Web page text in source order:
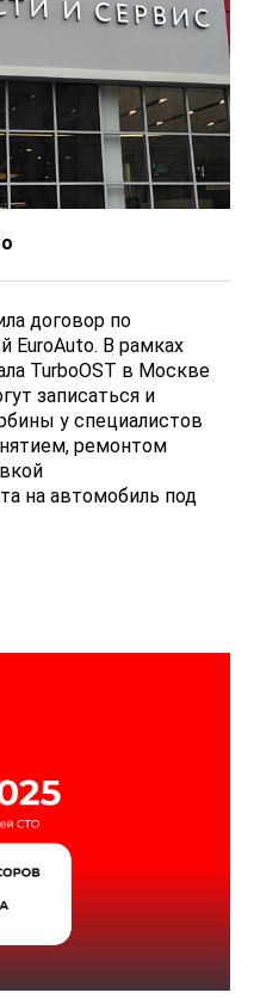
договор по
EuroAuto. В рамках
TurboOST в Москве
записаться и
у специалистов
ремонтом
на автомобиль под